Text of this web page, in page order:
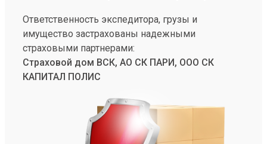
Ответственность экспедитора, грузы и
имущество застрахованы надежными
страховыми партнерами:
Страховой дом ВСК, АО СК ПАРИ, ООО СК
КАПИТАЛ ПОЛИС